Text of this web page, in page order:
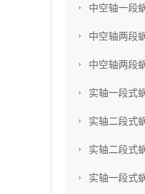
中空轴一段
中空轴两段
中空轴两段
实轴一段式
实轴二段式
实轴二段式
实轴一段式